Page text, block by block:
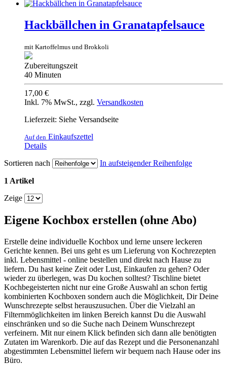
Hackbällchen in Granatapfelsauce
mit Kartoffelmus und Brokkoli
Zubereitungszeit
40 Minuten
17,00 €
Inkl. 7% MwSt., zzgl. Versandkosten
Lieferzeit: Siehe Versandseite
Auf den Einkaufszettel
Details
Sortieren nach
In aufsteigender Reihenfolge
1 Artikel
Zeige
Eigene Kochbox erstellen (ohne Abo)
Erstelle deine individuelle Kochbox und lerne unsere leckeren
Gerichte kennen. Bei uns geht es um Lieferung von Kochrezepten
inkl. Lebensmittel - online bestellen und direkt nach Hause zu
liefern. Du hast keine Zeit oder Lust, Einkaufen zu gehen? Oder
wieder zu überlegen, was Du kochen solltest? Tischline bietet
Kochbegeisterten nicht nur eine Große Auswahl an schon fertig
kombinierten Kochboxen sondern auch die Möglichkeit, Dir Deine
Wunschrezepte selbst herauszusuchen. Über die Vielzahl an
Filternmöglichkeiten im linken Bereich kannst Du die Auswahl
einschränken und so die Suche nach Deinem Wunschrezept
verfeinern. Mit nur einem Klick befinden sich dann alle benötigten
Zutaten im Warenkorb. Die auf das Rezept und die Personenanzahl
abgestimmten Lebensmittel liefern wir bequem nach Hause oder ins
Büro.